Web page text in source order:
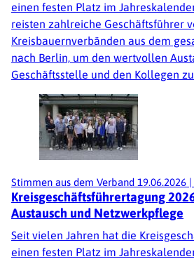
einen festen Platz im
reisten zahlreiche Geschäftsführer
Kreisbauernverbänden aus dem
nach Berlin, um den wertvollen
Geschäftsstelle und den Kollegen
Stimmen aus dem Verband 19.06.2026 |
Kreisgeschäftsführertagung
Austausch und Netzwerkpflege
Seit vielen Jahren hat die
einen festen Platz im